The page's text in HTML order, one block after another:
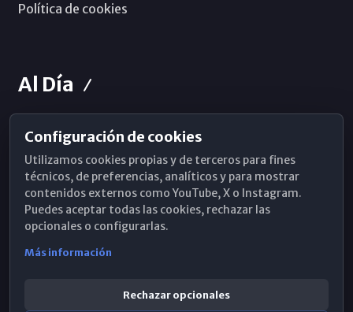
Política de cookies
Al Día
Horarios de Misa
Hemeroteca
WhatsApp
Configuración de cookies
Utilizamos cookies propias y de terceros para fines
técnicos, de preferencias, analíticos y para mostrar
contenidos externos como YouTube, X o Instagram.
Puedes aceptar todas las cookies, rechazar las
opcionales o configurarlas.
Más información
Rechazar opcionales